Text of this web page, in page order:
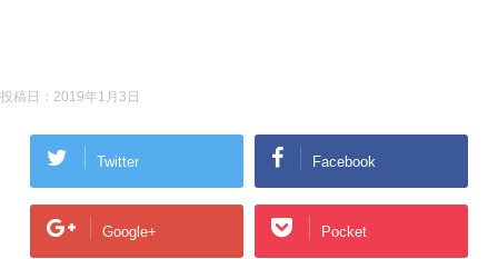
投稿日： 2019年1月3日
Twitter Facebook
Google+ Pocket